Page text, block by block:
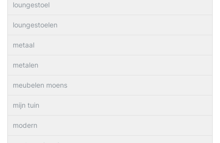
loungestoel
loungestoelen
metaal
metalen
meubelen moens
mijn tuin
modern